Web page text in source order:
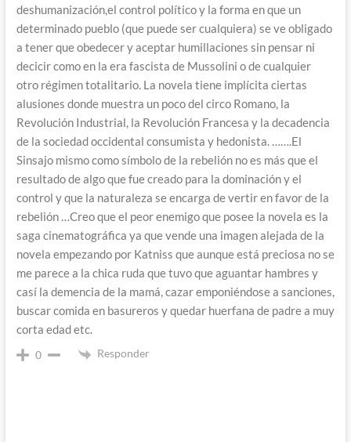
deshumanización,el control político y la forma en que un
determinado pueblo (que puede ser cualquiera) se ve obligado
a tener que obedecer y aceptar humillaciones sin pensar ni
decicir como en la era fascista de Mussolini o de cualquier
otro régimen totalitario. La novela tiene implícita ciertas
alusiones donde muestra un poco del circo Romano, la
Revolución Industrial, la Revolución Francesa y la decadencia
de la sociedad occidental consumista y hedonista. …….El
Sinsajo mismo como símbolo de la rebelión no es más que el
resultado de algo que fue creado para la dominación y el
control y que la naturaleza se encarga de vertir en favor de la
rebelión …Creo que el peor enemigo que posee la novela es la
saga cinematográfica ya que vende una imagen alejada de la
novela empezando por Katniss que aunque está preciosa no se
me parece a la chica ruda que tuvo que aguantar hambres y
casí la demencia de la mamá, cazar emponiéndose a sanciones,
buscar comida en basureros y quedar huerfana de padre a muy
corta edad etc.
0 Responder